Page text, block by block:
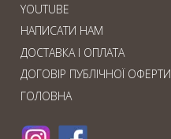
YOUTUBE
НАПИСАТИ НАМ
ДОСТАВКА І ОПЛАТА
ДОГОВІР ПУБЛІЧНОЇ ОФЕРТИ
ГОЛОВНА